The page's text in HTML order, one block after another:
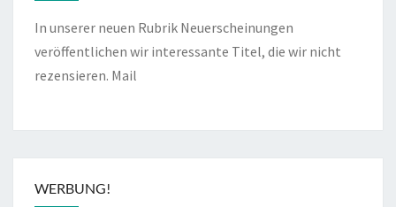
In unserer neuen Rubrik Neuerscheinungen
veröffentlichen wir interessante Titel, die wir nicht
rezensieren. Mail
WERBUNG!